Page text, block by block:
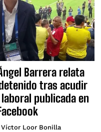
Barrera relata
tras acudir
publicada en
Víctor Loor Bonilla